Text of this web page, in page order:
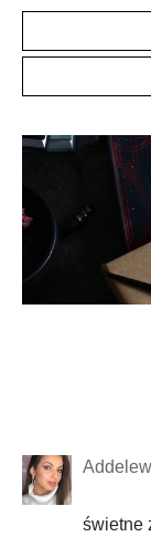
świetne